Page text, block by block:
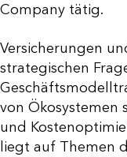
Company tätig.
Versicherungen
strategischen
von Ökosystemen
und
liegt auf Themen